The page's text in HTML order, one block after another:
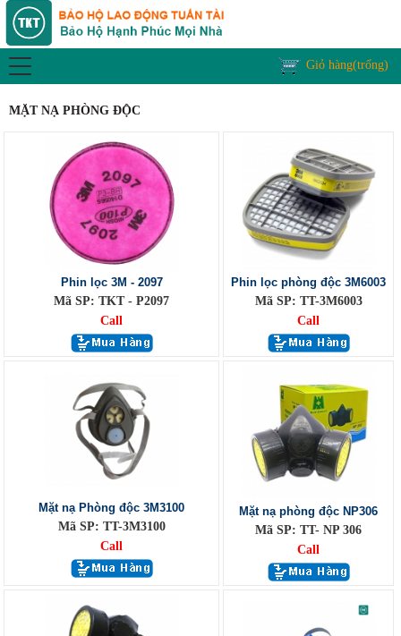
Giỏ hàng(trống)
MẶT NẠ PHÒNG ĐỘC
Phin lọc 3M - 2097
Mã SP: TKT - P2097
Call
Phin lọc phòng độc 3M6003
Mã SP: TT-3M6003
Call
Mặt nạ Phòng độc 3M3100
Mã SP: TT-3M3100
Call
Mặt nạ phòng độc NP306
Mã SP: TT- NP 306
Call